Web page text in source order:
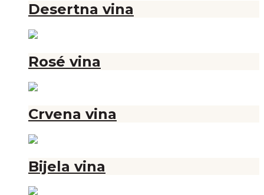
Desertna vina
Rosé vina
Crvena vina
Bijela vina